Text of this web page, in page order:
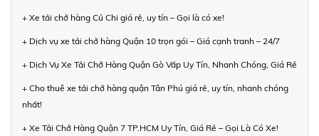
+ Xe tải chở hàng Củ Chi giá rẻ, uy tín – Gọi là có xe!
+ Dịch vụ xe tải chở hàng Quận 10 trọn gói – Giá cạnh tranh – 24/7
+ Dịch Vụ Xe Tải Chở Hàng Quận Gò Vấp Uy Tín, Nhanh Chóng, Giá Rẻ
+ Cho thuê xe tải chở hàng quận Tân Phú giá rẻ, uy tín, nhanh chóng
nhất!
+ Xe Tải Chở Hàng Quận 7 TP.HCM Uy Tín, Giá Rẻ – Gọi Là Có Xe!